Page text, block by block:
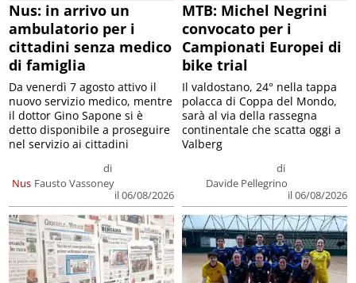
Nus: in arrivo un
ambulatorio per i
cittadini senza medico
di famiglia
Nus
di
Fausto Vassoney
il 06/08/2026
Da venerdì 7 agosto attivo il
nuovo servizio medico, mentre
il dottor Gino Sapone si è
detto disponibile a proseguire
nel servizio ai cittadini
MTB: Michel Negrini
convocato per i
Campionati Europei di
bike trial
di
Davide Pellegrino
il 06/08/2026
Il valdostano, 24° nella tappa
polacca di Coppa del Mondo,
sarà al via della rassegna
continentale che scatta oggi a
Valberg